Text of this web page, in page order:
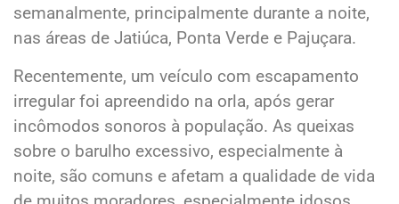
semanalmente, principalmente durante a noite,
nas áreas de Jatiúca, Ponta Verde e Pajuçara.
Recentemente, um veículo com escapamento
irregular foi apreendido na orla, após gerar
incômodos sonoros à população. As queixas
sobre o barulho excessivo, especialmente à
noite, são comuns e afetam a qualidade de vida